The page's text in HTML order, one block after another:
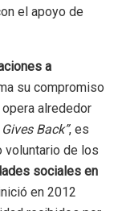
el apoyo de
a
su compromiso
alrededor
Gives Back”, es
voluntario de los
sociales en
en 2012